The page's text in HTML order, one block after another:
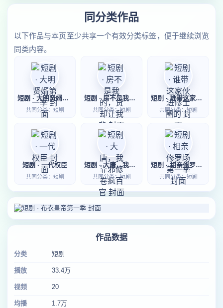
同分类作品
以下作品与本页至少共享一个有效分类标签，便于继续浏览
同类内容。
短剧 · 大明贤婿第一季
共同分类：短剧
短剧 · 房不是我的，贷却让我背
共同分类：短剧
短剧 · 谁带这家伙进修士圈的
共同分类：短剧
短剧 · 一代权臣
共同分类：短剧
短剧 · 大唐，我靠邪修卷疯百官
共同分类：短剧
短剧 · 相亲修罗场第一季
共同分类：短剧
作品数据
分类 短剧
播放 33.4万
视频 20
均播 1.7万